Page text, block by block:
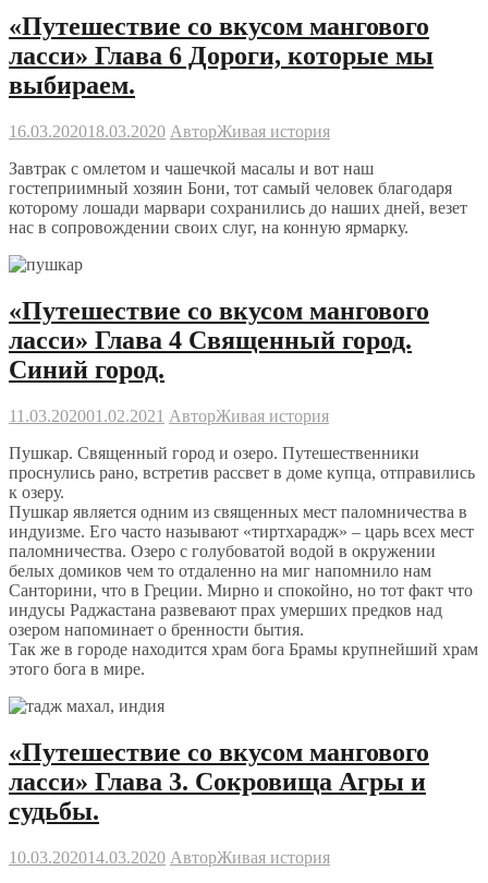
«Путешествие со вкусом мангового
ласси» Глава 6 Дороги, которые мы
выбираем.
16.03.202018.03.2020 АвторЖивая история
Завтрак с омлетом и чашечкой масалы и вот наш
гостеприимный хозяин Бони, тот самый человек благодаря
которому лошади марвари сохранились до наших дней, везет
нас в сопровождении своих слуг, на конную ярмарку.
«Путешествие со вкусом мангового
ласси» Глава 4 Священный город.
Синий город.
11.03.202001.02.2021 АвторЖивая история
Пушкар. Священный город и озеро. Путешественники
проснулись рано, встретив рассвет в доме купца, отправились
к озеру.
Пушкар является одним из священных мест паломничества в
индуизме. Его часто называют «тиртхарадж» – царь всех мест
паломничества. Озеро с голубоватой водой в окружении
белых домиков чем то отдаленно на миг напомнило нам
Санторини, что в Греции. Мирно и спокойно, но тот факт что
индусы Раджастана развевают прах умерших предков над
озером напоминает о бренности бытия.
Так же в городе находится храм бога Брамы крупнейший храм
этого бога в мире.
«Путешествие со вкусом мангового
ласси» Глава 3. Сокровища Агры и
судьбы.
10.03.202014.03.2020 АвторЖивая история